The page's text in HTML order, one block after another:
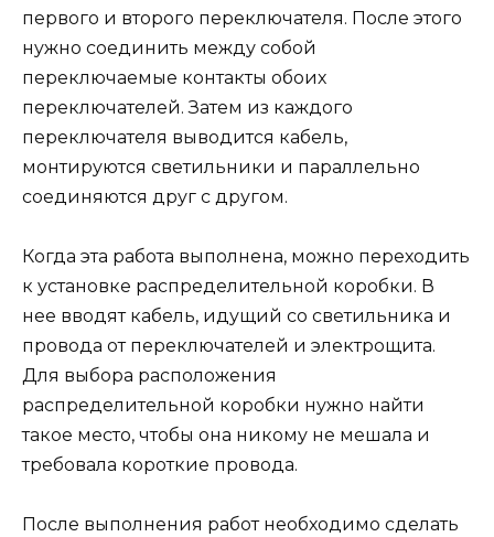
первого и второго переключателя. После этого
нужно соединить между собой
переключаемые контакты обоих
переключателей. Затем из каждого
переключателя выводится кабель,
монтируются светильники и параллельно
соединяются друг с другом.
Когда эта работа выполнена, можно переходить
к установке распределительной коробки. В
нее вводят кабель, идущий со светильника и
провода от переключателей и электрощита.
Для выбора расположения
распределительной коробки нужно найти
такое место, чтобы она никому не мешала и
требовала короткие провода.
После выполнения работ необходимо сделать